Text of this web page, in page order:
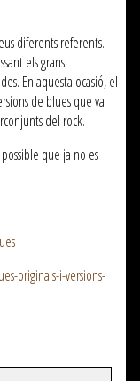
diferents referents.
els grans
En aquesta ocasió, el
de blues que va
del rock.
que ja no es
originals-i-versions-